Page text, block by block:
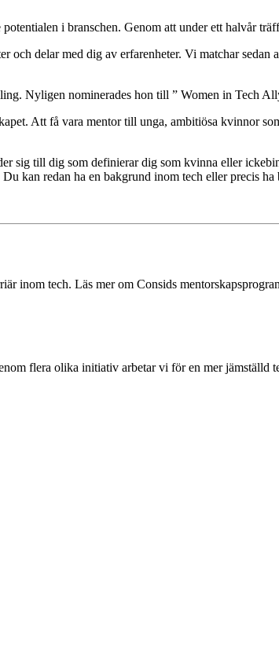
i branschen. Genom att under ett halvår
delar med dig av erfarenheter. Vi matchar sedan
Nyligen nominerades hon till ” Women in Tech
Att få vara mentor till unga, ambitiösa kvinnor
sig till dig som definierar dig som kvinna eller
kan redan ha en bakgrund inom tech eller precis
inom tech. Läs mer om Consids
flera olika initiativ arbetar vi för en mer jämställd